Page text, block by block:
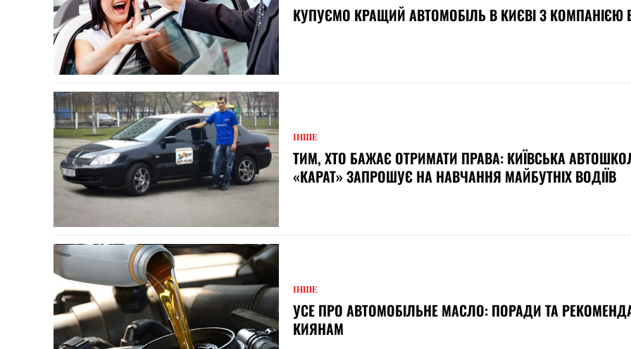
КУПУЄМО КРАЩИЙ АВТОМОБІЛЬ В КИЄВІ З КОМПАНІЄЮ
ІНШЕ
ТИМ, ХТО БАЖАЄ ОТРИМАТИ ПРАВА: КИЇВСЬКА
«КАРАТ» ЗАПРОШУЄ НА НАВЧАННЯ МАЙБУТНІХ ВОДІЇВ
ІНШЕ
УСЕ ПРО АВТОМОБІЛЬНЕ МАСЛО: ПОРАДИ ТА
КИЯНАМ